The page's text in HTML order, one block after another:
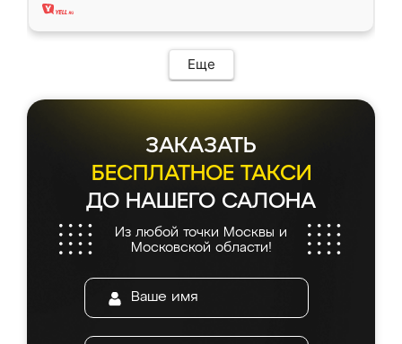
Еще
ЗАКАЗАТЬ
БЕСПЛАТНОЕ ТАКСИ
ДО НАШЕГО САЛОНА
Из любой точки Москвы и
Московской области!